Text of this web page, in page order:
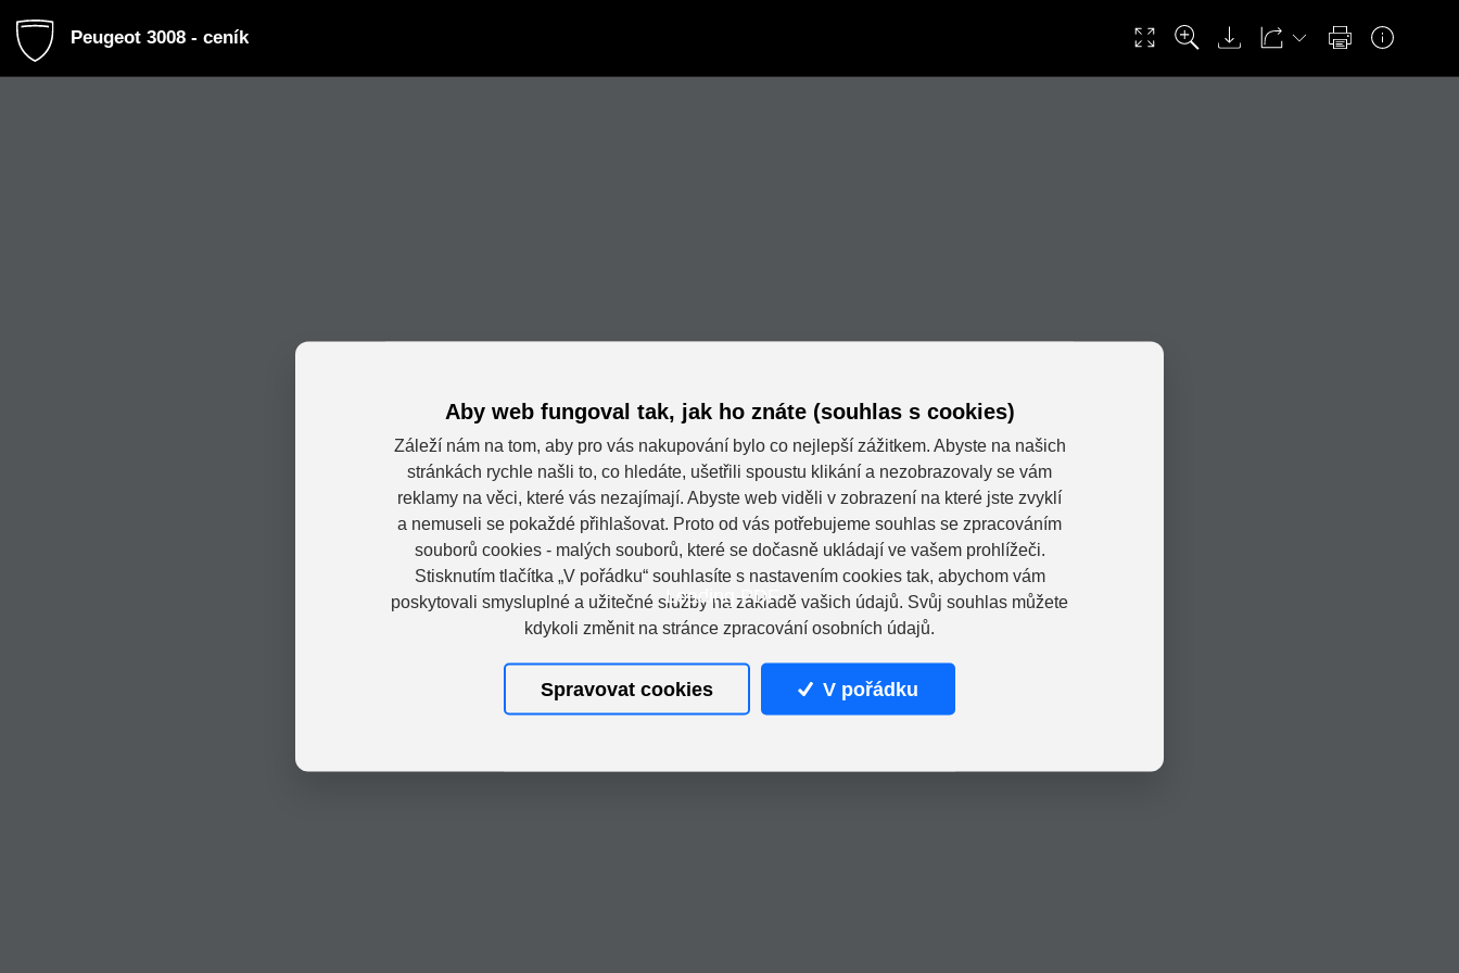
Peugeot 3008 - ceník
Loading PDF...
Aby web fungoval tak, jak ho znáte (souhlas s cookies)
Záleží nám na tom, aby pro vás nakupování bylo co nejlepší zážitkem. Abyste na našich
stránkách rychle našli to, co hledáte, ušetřili spoustu klikání a nezobrazovaly se vám
reklamy na věci, které vás nezajímají. Abyste web viděli v zobrazení na které jste zvyklí
a nemuseli se pokaždé přihlašovat. Proto od vás potřebujeme souhlas se zpracováním
souborů cookies - malých souborů, které se dočasně ukládají ve vašem prohlížeči.
Stisknutím tlačítka „V pořádku“ souhlasíte s nastavením cookies tak, abychom vám
poskytovali smysluplné a užitečné služby na základě vašich údajů. Svůj souhlas můžete
kdykoli změnit na stránce zpracování osobních údajů.
Spravovat cookies V pořádku